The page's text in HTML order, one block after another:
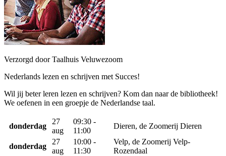
Verzorgd door Taalhuis Veluwezoom
Nederlands lezen en schrijven met Succes!
Wil jij beter leren lezen en schrijven? Kom dan naar de bibliotheek!
We oefenen in een groepje de Nederlandse taal.
donderdag
27
aug
09:30 -
11:00
Dieren, de Zoomerij Dieren
donderdag
27
aug
10:00 -
11:30
Velp, de Zoomerij Velp-
Rozendaal